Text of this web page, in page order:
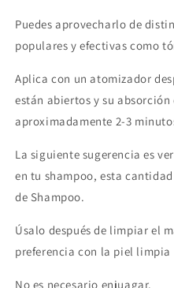
Puedes aprovecharlo de
populares y efectivas como
Aplica con unatomizador
están abiertos y su absorción
aproximadamente 2-3
La siguiente sugerencia es
en tu shampoo, esta
de Shampoo.
Úsalo después de limpiar el
preferencia con la piel limpia
No es necesario enjuagar.